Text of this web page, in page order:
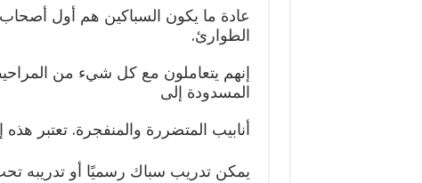
عادة ما يكون السباكين هم أول
الطوارئ.
إنهم يتعاملون مع كل شيء من
المسدودة إلى
أنابيب المتضررة والمنفجرة. تعتبر
يمكن تدريب سباك رسميًا أو تدريبه